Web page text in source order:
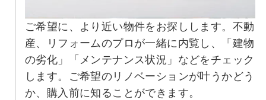
ご希望に、より近い物件をお探しします。不動
産、リフォームのプロが一緒に内覧し、「建物
の劣化」「メンテナンス状況」などをチェック
します。ご希望のリノベーションが叶うかどう
か、購入前に知ることができます。